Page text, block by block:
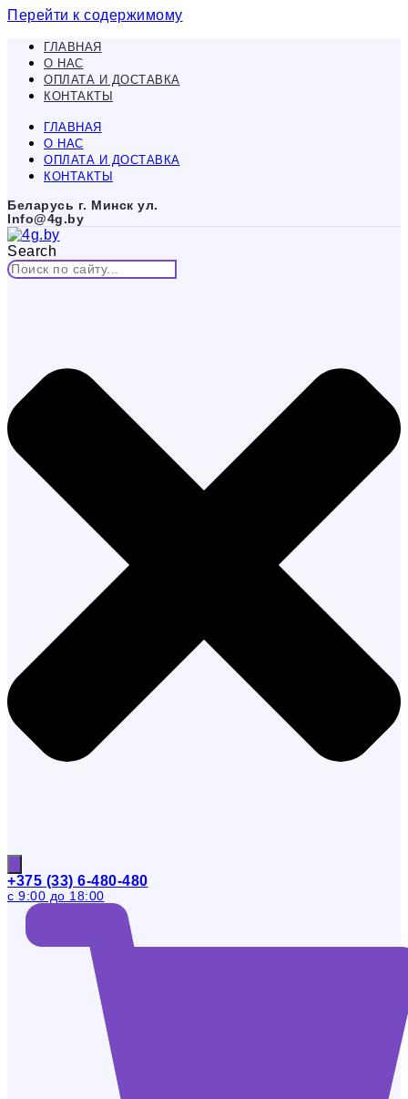
Перейти к содержимому
ГЛАВНАЯ
О НАС
ОПЛАТА И ДОСТАВКА
КОНТАКТЫ
ГЛАВНАЯ
О НАС
ОПЛАТА И ДОСТАВКА
КОНТАКТЫ
Беларусь г. Минск ул.
Info@4g.by
Search
+375 (33) 6-480-480
с 9:00 до 18:00